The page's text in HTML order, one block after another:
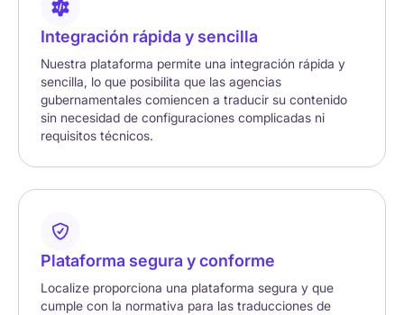
Integración rápida y sencilla
Nuestra plataforma permite una integración rápida y
sencilla, lo que posibilita que las agencias
gubernamentales comiencen a traducir su contenido
sin necesidad de configuraciones complicadas ni
requisitos técnicos.
Plataforma segura y conforme
Localize proporciona una plataforma segura y que
cumple con la normativa para las traducciones de